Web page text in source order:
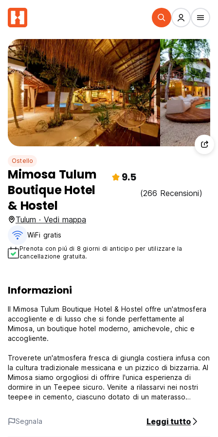
Ostello
Mimosa Tulum
Boutique Hotel
& Hostel
9.5
(266 Recensioni)
Tulum · Vedi mappa
WiFi gratis
Prenota con piú di 8 giorni di anticipo per utilizzare la
cancellazione gratuita.
Informazioni
Il Mimosa Tulum Boutique Hotel & Hostel offre un'atmosfera
accogliente e di lusso che si fonde perfettamente al
Mimosa, un boutique hotel moderno, amichevole, chic e
accogliente.
Troverete un'atmosfera fresca di giungla costiera infusa con
la cultura tradizionale messicana e un pizzico di bizzarria. Al
Mimosa siamo orgogliosi di offrire l'unica esperienza di
dormire in un Teepee sicuro. Venite a rilassarvi nei nostri
teepee in cemento, ciascuno dotato di un materasso
Il nostro ostello dispone di 6 letti singoli al piano inferiore,
Segnala Leggi tutto